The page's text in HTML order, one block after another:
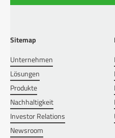
Sitemap
Unternehmen
Lösungen
Produkte
Nachhaltigkeit
Investor Relations
Newsroom